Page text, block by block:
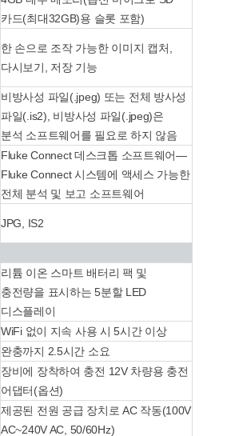
카드(최대32GB)용 슬롯 포함)
한 손으로 조작 가능한 이미지 캡처,
다시보기, 저장 기능
비방사성 파일(.jpeg) 또는 전체 방사성
파일(.is2), 비방사성 파일(.jpeg)은
분석 소프트웨어를 필요로 하지 않음
Fluke Connect 데스크톱 소프트웨어—
Fluke Connect 시스템에 액세스 가능한
전체 분석 및 보고 소프트웨어
JPG, IS2
리튬 이온 스마트 배터리 팩 및
충전량을 표시하는 5분할 LED
디스플레이
WiFi 없이 지속 사용 시 5시간 이상
완충까지 2.5시간 소요
장비에 장착하여 충전 12V 차량용 충전
어댑터(옵션)
제공된 전원 공급 장치로 AC 작동(100V
AC~240V AC, 50/60Hz)